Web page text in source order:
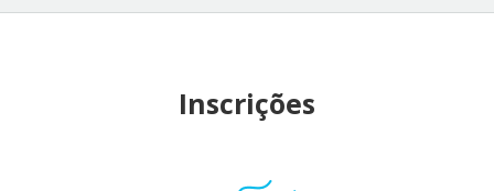
Inscrições